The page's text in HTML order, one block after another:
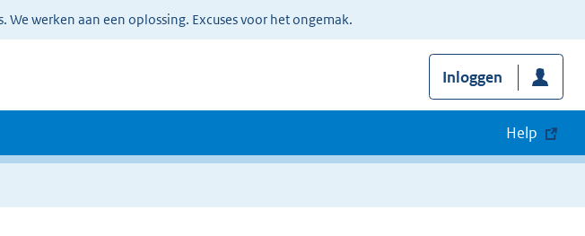
werken aan een oplossing. Excuses voor het ongemak.
Inloggen
Help